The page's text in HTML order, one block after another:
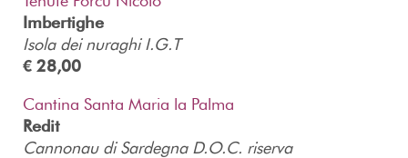
Imbertighe
Isola dei nuraghi I.G.T
€ 28,00
Cantina Santa Maria la Palma
Redit
Cannonau di Sardegna D.O.C. riserva